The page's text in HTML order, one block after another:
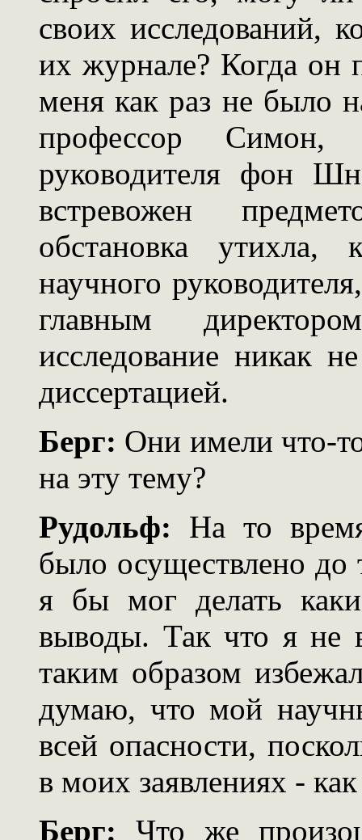
своих исследований,
их журнале? Когда он
меня как раз не было
профессор Симон,
руководителя фон
встревожен
обстановка
научного
главным
исследование никак
диссертацией.
Берг: Они имели что-
на эту тему?
Рудольф: На то
было осуществлено до
я бы мог делать
выводы. Так что я не
таким образом
думаю, что мой
всей опасности,
в моих заявлениях -
Берг: Что же